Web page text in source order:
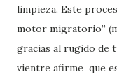
limpieza. Este
motor migratorio”
gracias al rugido de
vientre afirme que